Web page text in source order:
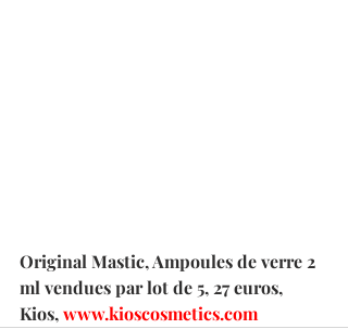
Original Mastic, Ampoules de verre 2
ml vendues par lot de 5, 27 euros,
Kios, www.kioscosmetics.com